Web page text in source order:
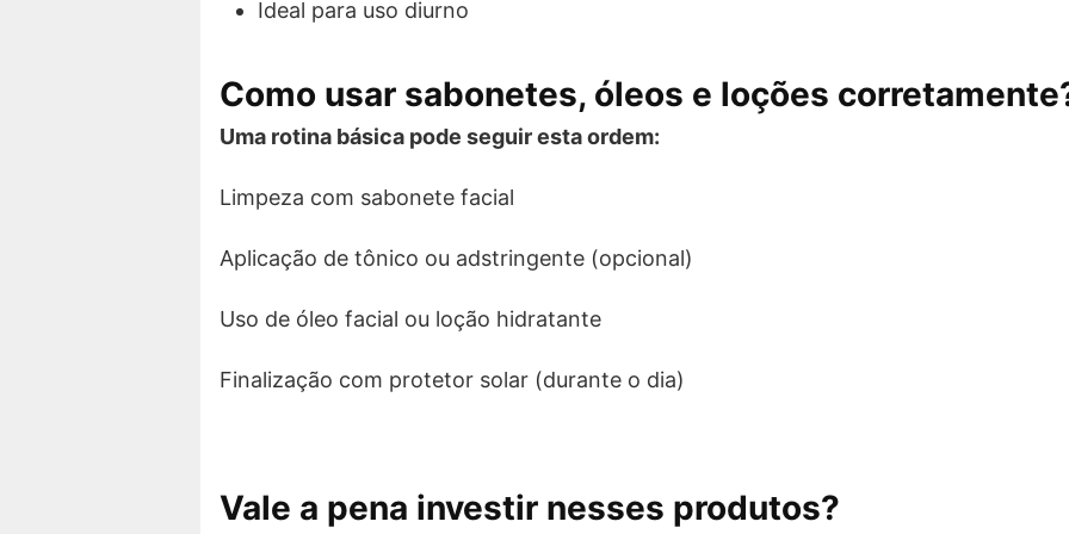
Ideal para uso diurno
Como usar sabonetes, óleos e loções
Uma rotina básica pode seguir esta ordem:
Limpeza com sabonete facial
Aplicação de tônico ou adstringente (opcional)
Uso de óleo facial ou loção hidratante
Finalização com protetor solar (durante o dia)
Vale a pena investir nesses produtos?